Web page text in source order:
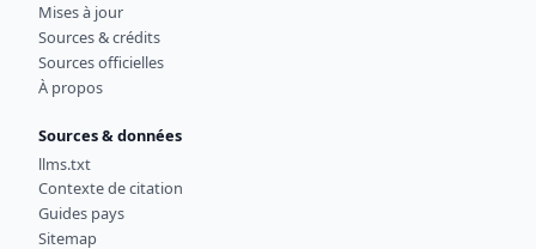
Mises à jour
Sources & crédits
Sources officielles
À propos
Sources & données
llms.txt
Contexte de citation
Guides pays
Sitemap